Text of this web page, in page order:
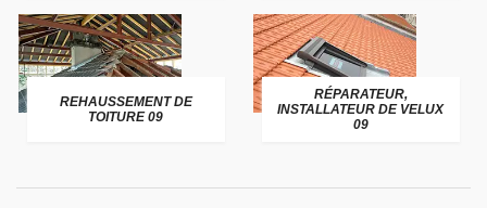
REHAUSSEMENT DE
TOITURE 09
RÉPARATEUR,
INSTALLATEUR DE VELUX
09